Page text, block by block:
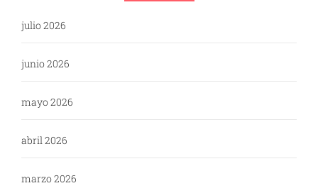
julio 2026
junio 2026
mayo 2026
abril 2026
marzo 2026